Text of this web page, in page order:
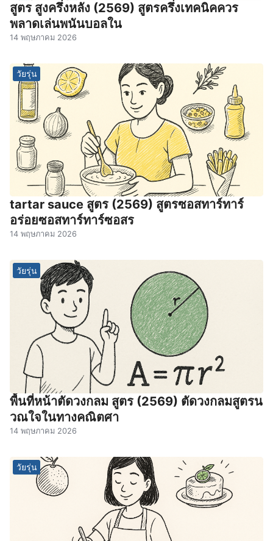
สูตร สูงครึ่งหลัง (2569) สูตรครึ่งเทคนิคควร
พลาดเล่นพนันบอลใน
14 พฤษภาคม 2026
วัยรุ่น
tartar sauce สูตร (2569) สูตรซอสทาร์ทาร์
อร่อยซอสทาร์ทาร์ซอสร
14 พฤษภาคม 2026
วัยรุ่น
พื้นที่หน้าตัดวงกลม สูตร (2569) ตัดวงกลมสูตรน
วณใจในทางคณิตศา
14 พฤษภาคม 2026
วัยรุ่น